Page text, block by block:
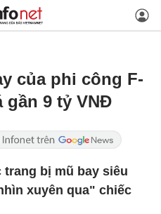
của phi công F-
gần 9 tỷ VNĐ
bị mũ bay siêu
xuyên qua" chiếc